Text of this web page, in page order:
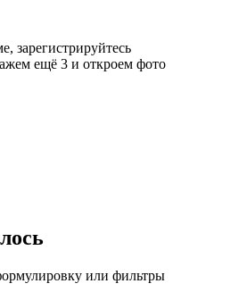
зарегистрируйтесь
ещё 3 и откроем фото
или фильтры